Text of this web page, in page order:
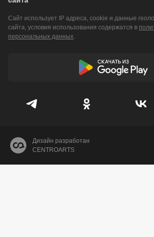
Сайт использует IP адреса, cookie и данные
сайта, условия использования содержатся в
персональных данных.
Дизайн разработан
CENTROARTS